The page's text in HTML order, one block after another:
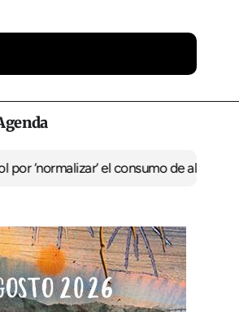
el consumo de alcoholDe Perlío a